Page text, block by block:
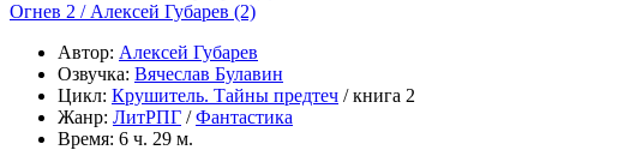
Огнев 2 / Алексей Губарев (2)
Автор: Алексей Губарев
Озвучка: Вячеслав Булавин
Цикл: Крушитель. Тайны предтеч / книга 2
Жанр: ЛитРПГ /Фантастика
Время: 6 ч. 29 м.